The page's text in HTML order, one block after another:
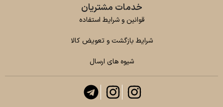
خدمات مشتریان
قوانین و شرایط استفاده
شرایط بازگشت و تعویض کالا
شیوه های ارسال